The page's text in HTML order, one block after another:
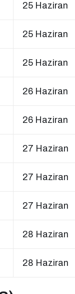
25 Haziran
25 Haziran
25 Haziran
26 Haziran
26 Haziran
27 Haziran
27 Haziran
27 Haziran
28 Haziran
28 Haziran